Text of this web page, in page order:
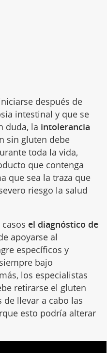
después de
intestinal y que se
duda, la intolerancia
sin gluten debe
toda la vida,
que contenga
que sea la traza que
riesgo la salud
el diagnóstico de
apoyarse al
específicos y
bajo
los especialistas
retirarse el gluten
de llevar a cabo las
esto podría alterar